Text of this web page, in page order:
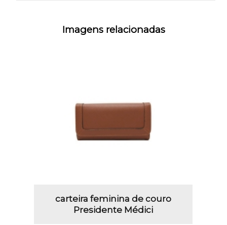
Imagens relacionadas
carteira feminina de couro
Presidente Médici